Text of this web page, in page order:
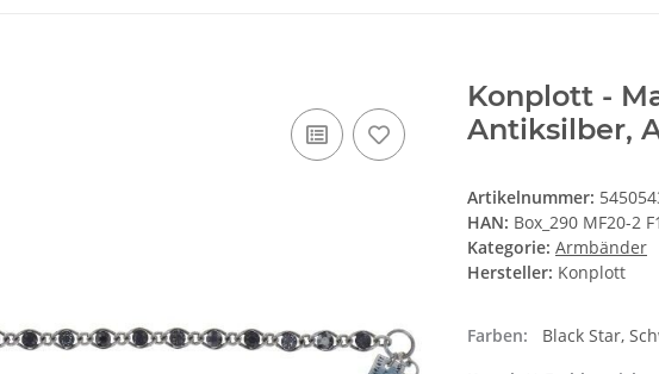
Konplott -
Antiksilber,
Artikelnummer:
HAN: Box_290 MF20-2
Kategorie: Armbänder
Hersteller: Konplott
Farben:
Black Star,